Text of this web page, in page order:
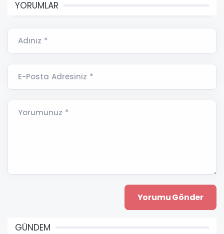
YORUMLAR
Adınız *
E-Posta Adresiniz *
Yorumunuz *
GÜNDEM